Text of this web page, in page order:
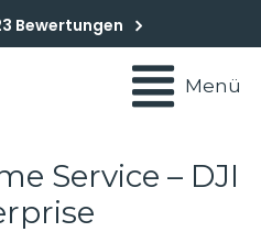
Bewertungen
Menü
Service – DJI